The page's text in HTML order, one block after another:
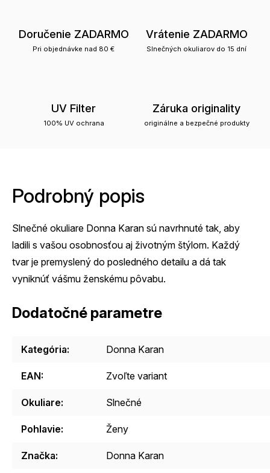
Doručenie ZADARMO
Pri objednávke nad 80 €
Vrátenie ZADARMO
Slnečných okuliarov do 15 dní
UV Filter
100% UV ochrana
Záruka originality
originálne a bezpečné produkty
Podrobný popis
Slnečné okuliare Donna Karan sú navrhnuté tak, aby
ladili s vašou osobnosťou aj životným štýlom. Každý
tvar je premyslený do posledného detailu a dá tak
vyniknúť vášmu ženskému pôvabu.
Dodatočné parametre
Kategória: Donna Karan
EAN: Zvoľte variant
Okuliare: Slnečné
Pohlavie: Ženy
Značka: Donna Karan